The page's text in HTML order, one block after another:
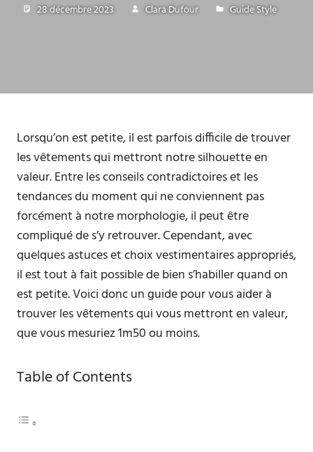
28 décembre 2023 Clara Dufour Guide Style
Lorsqu’on est petite, il est parfois difficile de trouver
les vêtements qui mettront notre silhouette en
valeur. Entre les conseils contradictoires et les
tendances du moment qui ne conviennent pas
forcément à notre morphologie, il peut être
compliqué de s’y retrouver. Cependant, avec
quelques astuces et choix vestimentaires appropriés,
il est tout à fait possible de bien s’habiller quand on
est petite. Voici donc un guide pour vous aider à
trouver les vêtements qui vous mettront en valeur,
que vous mesuriez 1m50 ou moins.
Table of Contents